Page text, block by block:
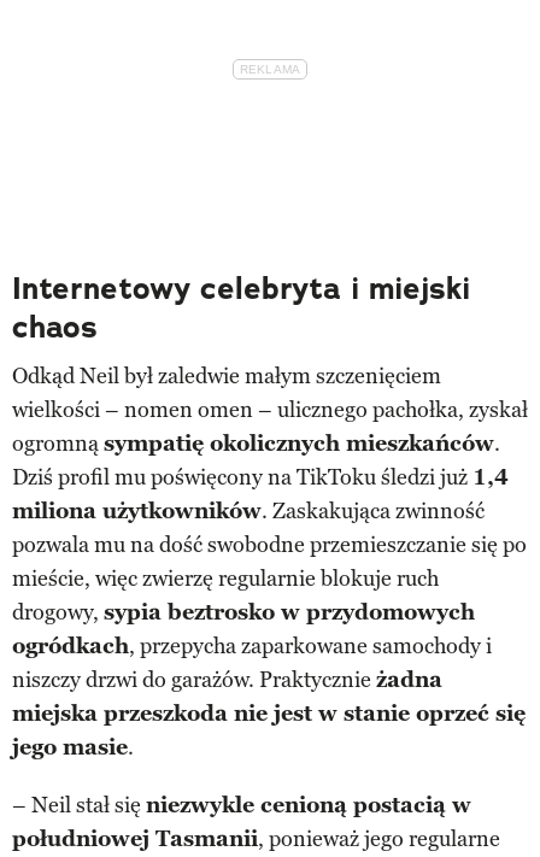
Internetowy celebryta i miejski
chaos
Odkąd Neil był zaledwie małym szczenięciem
wielkości – nomen omen – ulicznego pachołka, zyskał
ogromnąsympatię okolicznych mieszkańców.
Dziś profil mu poświęcony na TikToku śledzi już 1,4
miliona użytkowników. Zaskakująca zwinność
pozwala mu na dość swobodne przemieszczanie się po
mieście, więc zwierzę regularnie blokuje ruch
drogowy, sypia beztrosko w przydomowych
ogródkach, przepycha zaparkowane samochody i
niszczy drzwi do garażów. Praktycznie żadna
miejska przeszkoda nie jest w stanie oprzeć się
jego masie.
– Neil stał się niezwykle cenioną postacią w
południowej Tasmanii, ponieważ jego regularne